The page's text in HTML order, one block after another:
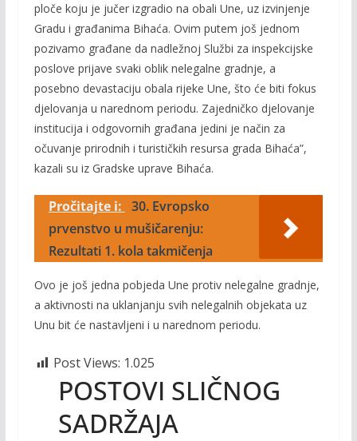
ploče koju je jučer izgradio na obali Une, uz izvinjenje
Gradu i građanima Bihaća. Ovim putem još jednom
pozivamo građane da nadležnoj Službi za inspekcijske
poslove prijave svaki oblik nelegalne gradnje, a
posebno devastaciju obala rijeke Une, što će biti fokus
djelovanja u narednom periodu. Zajedničko djelovanje
institucija i odgovornih građana jedini je način za
očuvanje prirodnih i turističkih resursa grada Bihaća”,
kazali su iz Gradske uprave Bihaća.
Pročitajte i: 30. Evropsko
prvenstvo u mušičarenju:
Rezultati 1. kola takmičenja
Ovo je još jedna pobjeda Une protiv nelegalne gradnje,
a aktivnosti na uklanjanju svih nelegalnih objekata uz
Unu bit će nastavljeni i u narednom periodu.
Post Views: 1.025
POSTOVI SLIČNOG
SADRŽAJA